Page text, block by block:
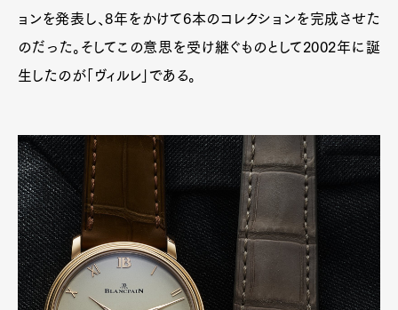
ョンを発表し、8年をかけて6本のコレクションを完成させた
のだった。そしてこの意思を受け継ぐものとして2002年に誕
生したのが「ヴィルレ」である。